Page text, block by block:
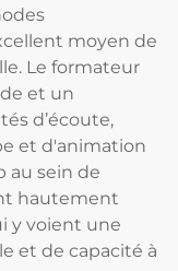
moyen de
Le formateur
et un
d’écoute,
et d'animation
au sein de
hautement
y voient une
et de capacité à